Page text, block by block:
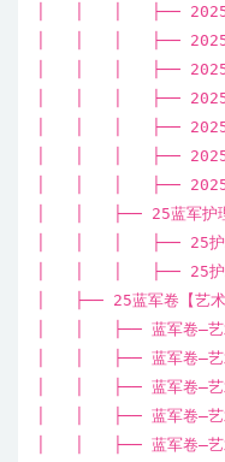
│ │ │ ├── 2025蓝
│ │ │ ├── 2025蓝
│ │ │ ├── 2025蓝
│ │ │ ├── 2025蓝
│ │ │ ├── 2025蓝
│ │ │ ├── 2025蓝
│ │ │ ├── 2025蓝
│ │ ├── 25蓝军护
│ │ │ ├── 25护
│ │ │ ├── 25护
│ ├── 25蓝军卷【艺术
│ │ ├── 蓝军卷—艺
│ │ ├── 蓝军卷—艺
│ │ ├── 蓝军卷—艺
│ │ ├── 蓝军卷—艺
│ │ ├── 蓝军卷—艺